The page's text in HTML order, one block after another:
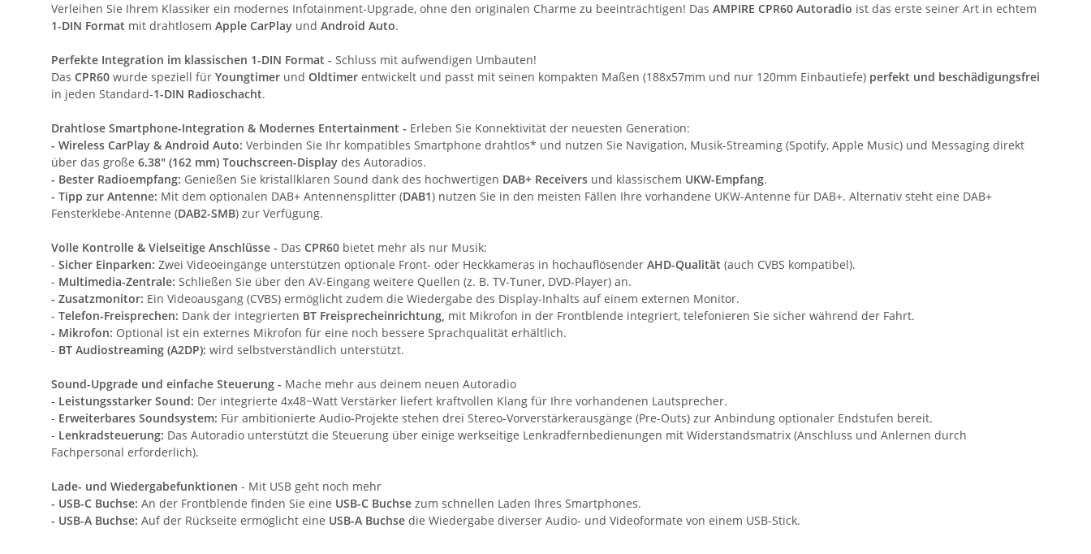
Verleihen Sie Ihrem Klassiker ein modernes Infotainment-Upgrade, ohne den originalen Charme zu beeinträchtigen! Das AMPIRE CPR60 Autoradio ist das erste seiner Art in echtem
1-DIN Format mit drahtlosem Apple CarPlay und Android Auto.
Perfekte Integration im klassischen 1-DIN Format - Schluss mit aufwendigen Umbauten!
Das CPR60 wurde speziell für Youngtimer und Oldtimer entwickelt und passt mit seinen kompakten Maßen (188x57mm und nur 120mm Einbautiefe) perfekt und beschädigungsfrei
in jeden Standard-1-DIN Radioschacht.
Drahtlose Smartphone-Integration & Modernes Entertainment - Erleben Sie Konnektivität der neuesten Generation:
- Wireless CarPlay & Android Auto: Verbinden Sie Ihr kompatibles Smartphone drahtlos* und nutzen Sie Navigation, Musik-Streaming (Spotify, Apple Music) und Messaging direkt
über das große 6.38" (162 mm) Touchscreen-Display des Autoradios.
- Bester Radioempfang: Genießen Sie kristallklaren Sound dank des hochwertigen DAB+ Receivers und klassischem UKW-Empfang.
- Tipp zur Antenne: Mit dem optionalen DAB+ Antennensplitter (DAB1) nutzen Sie in den meisten Fällen Ihre vorhandene UKW-Antenne für DAB+. Alternativ steht eine DAB+
Fensterklebe-Antenne (DAB2-SMB) zur Verfügung.
Volle Kontrolle & Vielseitige Anschlüsse - Das CPR60 bietet mehr als nur Musik:
- Sicher Einparken: Zwei Videoeingänge unterstützen optionale Front- oder Heckkameras in hochauflösender AHD-Qualität (auch CVBS kompatibel).
- Multimedia-Zentrale: Schließen Sie über den AV-Eingang weitere Quellen (z. B. TV-Tuner, DVD-Player) an.
- Zusatzmonitor: Ein Videoausgang (CVBS) ermöglicht zudem die Wiedergabe des Display-Inhalts auf einem externen Monitor.
- Telefon-Freisprechen: Dank der integrierten BT Freisprecheinrichtung, mit Mikrofon in der Frontblende integriert, telefonieren Sie sicher während der Fahrt.
- Mikrofon: Optional ist ein externes Mikrofon für eine noch bessere Sprachqualität erhältlich.
- BT Audiostreaming (A2DP): wird selbstverständlich unterstützt.
Sound-Upgrade und einfache Steuerung - Mache mehr aus deinem neuen Autoradio
- Leistungsstarker Sound: Der integrierte 4x48~Watt Verstärker liefert kraftvollen Klang für Ihre vorhandenen Lautsprecher.
- Erweiterbares Soundsystem: Für ambitionierte Audio-Projekte stehen drei Stereo-Vorverstärkerausgänge (Pre-Outs) zur Anbindung optionaler Endstufen bereit.
- Lenkradsteuerung: Das Autoradio unterstützt die Steuerung über einige werkseitige Lenkradfernbedienungen mit Widerstandsmatrix (Anschluss und Anlernen durch
Fachpersonal erforderlich).
Lade- und Wiedergabefunktionen - Mit USB geht noch mehr
- USB-C Buchse: An der Frontblende finden Sie eine USB-C Buchse zum schnellen Laden Ihres Smartphones.
- USB-A Buchse: Auf der Rückseite ermöglicht eine USB-A Buchse die Wiedergabe diverser Audio- und Videoformate von einem USB-Stick.